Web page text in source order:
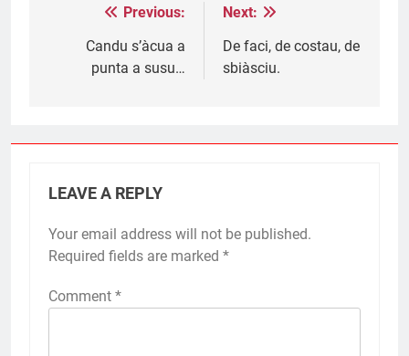
navigation
Previous:
Candu s’àcua a
punta a susu…
Next:
De faci, de costau, de
sbiàsciu.
LEAVE A REPLY
Your email address will not be published.
Required fields are marked *
Comment *